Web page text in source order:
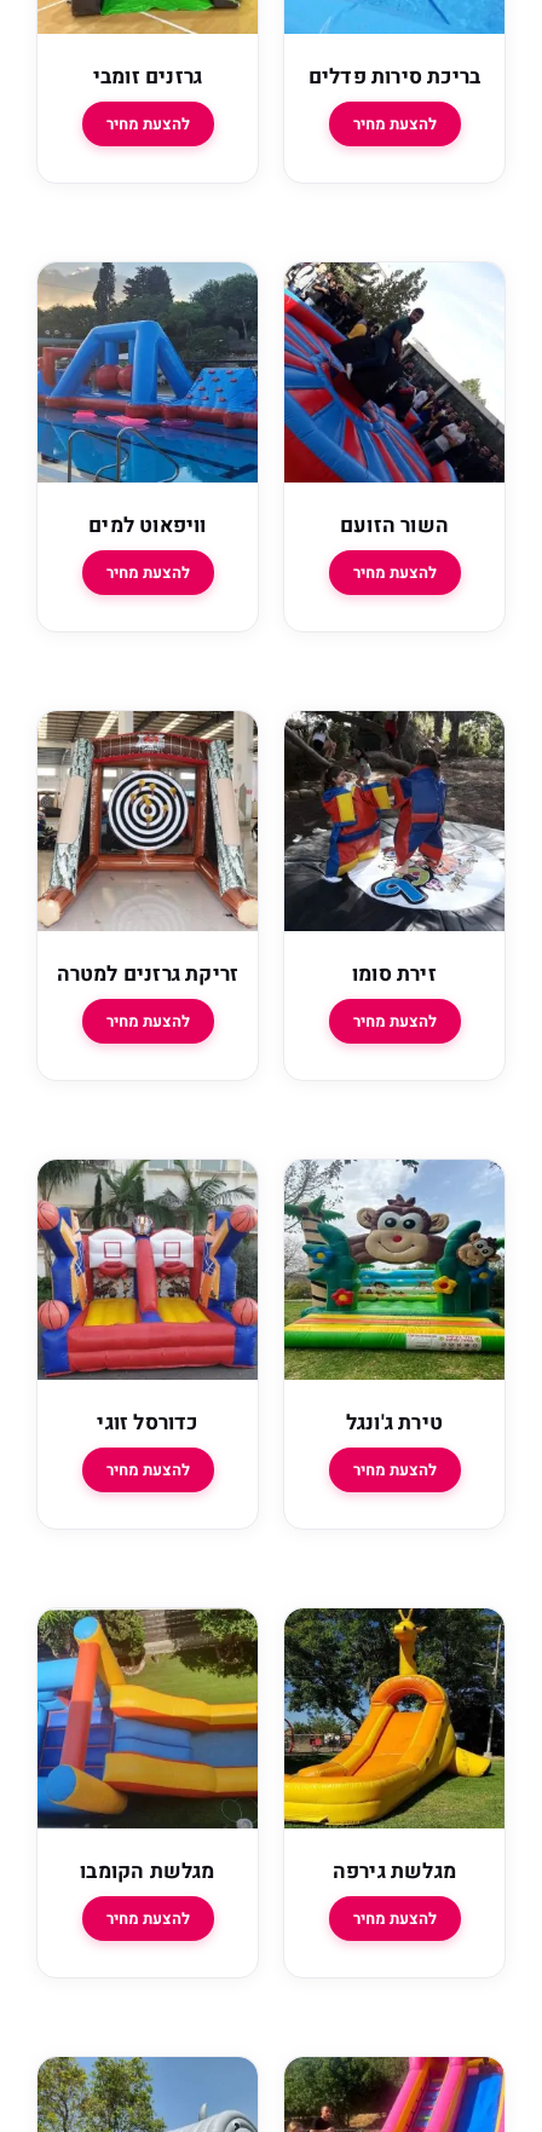
בריכת סירות פדלים
להצעת מחיר
גרזנים זומבי
להצעת מחיר
השור הזועם
להצעת מחיר
וויפאוט למים
להצעת מחיר
זירת סומו
להצעת מחיר
זריקת גרזנים למטרה
להצעת מחיר
טירת ג'ונגל
להצעת מחיר
כדורסל זוגי
להצעת מחיר
מגלשת גירפה
להצעת מחיר
מגלשת הקומבו
להצעת מחיר